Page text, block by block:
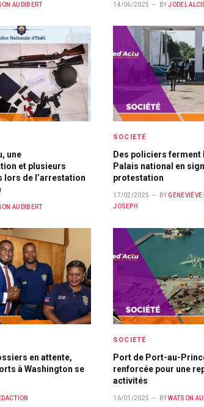
AUDIBERT 14/06/2025 BY JODEL
une
et plusieurs
lors de l’arrestation
AUDIBERT
SOCIETÉ
Des policiers ferment
Palais national en
protestation
17/02/2025 BY GENEVIÈVE
JOSEPH
en attente,
à Washington se
SOCIETÉ
Port de Port-au-
renforcée pour une
activités
16/01/2025 BY WATSON